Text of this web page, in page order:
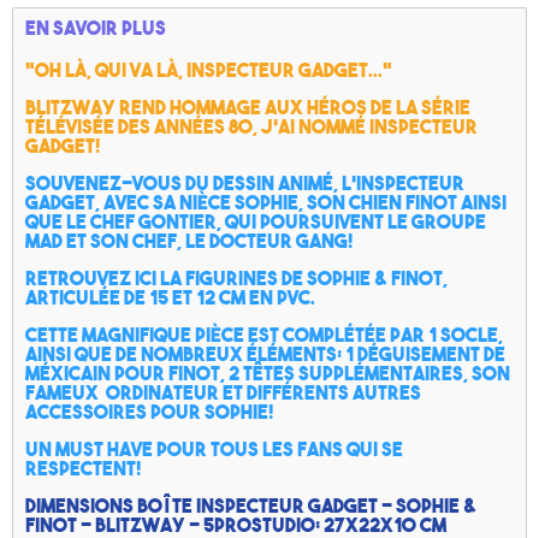
En savoir plus
"Oh là, qui va là, Inspecteur Gadget..."
Blitzway rend hommage aux héros de la série
télévisée des années 80, j'ai nommé Inspecteur
Gadget!
Souvenez-vous du dessin animé, l'Inspecteur
Gadget, avec sanièce Sophie,sonchien Finot ainsi
que le chef Gontier, qui poursuivent le groupe
MAD et son chef, ledocteur Gang!
Retrouvez ici la figurines de Sophie & Finot,
articulée de 15 et 12 cm en PVC.
Cette magnifique pièce est complétée par 1 socle,
ainsi que de nombreux éléments: 1 déguisement de
méxicain pour Finot, 2 têtes supplémentaires, son
fameux ordinateur et différents autres
accessoires pour Sophie!
Un Must Have pour tous les fans qui se
respectent!
Dimensions boîte Inspecteur Gadget - Sophie &
Finot - Blitzway - 5ProStudio: 27x22x10 cm